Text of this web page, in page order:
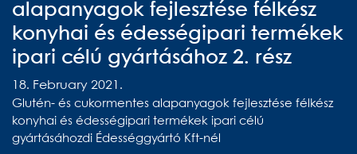
alapanyagok fejlesztése félkész
konyhai és édességipari termékek
ipari célú gyártásához 2. rész
18. February 2021.
Glutén- és cukormentes alapanyagok fejlesztése félkész
konyhai és édességipari termékek ipari célú
gyártásáhozdi Édességgyártó Kft-nél